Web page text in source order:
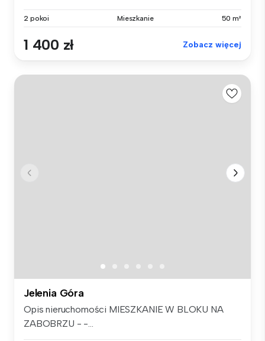
2 pokoi Mieszkanie 50 m²
1 400 zł Zobacz więcej
Jelenia Góra
Opis nieruchomości MIESZKANIE W BLOKU NA
ZABOBRZU - -...